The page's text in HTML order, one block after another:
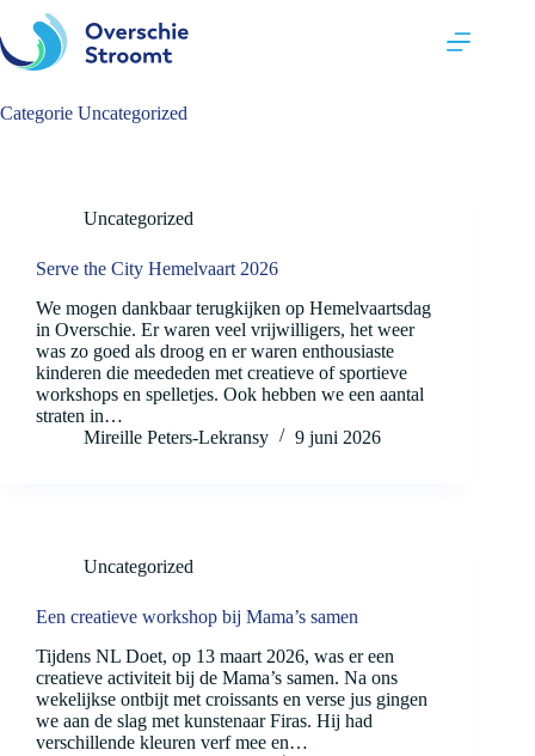
de
inhoud
Categorie Uncategorized
Uncategorized
Serve the City Hemelvaart 2026
We mogen dankbaar terugkijken op Hemelvaartsdag
in Overschie. Er waren veel vrijwilligers, het weer
was zo goed als droog en er waren enthousiaste
kinderen die meededen met creatieve of sportieve
workshops en spelletjes. Ook hebben we een aantal
straten in…
Mireille Peters-Lekransy
9 juni 2026
Uncategorized
Een creatieve workshop bij Mama’s samen
Tijdens NL Doet, op 13 maart 2026, was er een
creatieve activiteit bij de Mama’s samen. Na ons
wekelijkse ontbijt met croissants en verse jus gingen
we aan de slag met kunstenaar Firas. Hij had
verschillende kleuren verf mee en…